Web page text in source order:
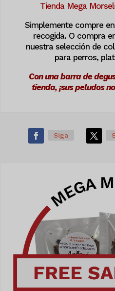
Tienda Mega
Simplemente compre
recogida. O compra
nuestra selección de
para perros,
Con una barra de
tienda, ¡sus peludos
Siga